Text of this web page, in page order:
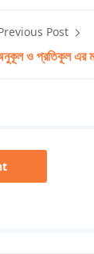
Post
ও প্রতিকূল এর